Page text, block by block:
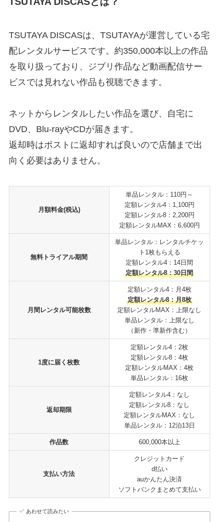
TSUTAYA DISCASは、TSUTAYAが運営している宅
配レンタルサービスです。約350,000本以上の作品
を取り扱っており、ジブリ作品など動画配信サー
ビスでは見れない作品も視聴できます。
ネットからレンタルしたい作品を選び、自宅に
DVD、Blu-rayやCDが届きます。
返却時はポストに返却すれば良いので店舗まで出
向く必要はありません。
月額料金(税込)
単品レンタル：110円～
定額レンタル4：1,100円
定額レンタル8：2,200円
定額レンタルMAX：6,600円
無料トライアル期間
単品レンタル：レンタルチケッ
ト1枚もらえる
定額レンタル4：14日間
定額レンタル8：30日間
月間レンタル可能枚数
定額レンタル4：月4枚
定額レンタル8：月8枚
定額レンタルMAX：上限なし
単品レンタル：上限なし
（新作・準新作含む）
1度に届く枚数
定額レンタル4：2枚
定額レンタル8：4枚
定額レンタルMAX：4枚
単品レンタル：16枚
返却期限
定額レンタル4：なし
定額レンタル8：なし
定額レンタルMAX：なし
単品レンタル：12泊13日
作品数 600,000本以上
支払い方法
クレジットカード
d払い
auかんたん決済
ソフトバンクまとめて支払い
あわせて読みたい